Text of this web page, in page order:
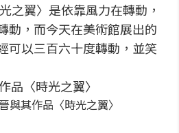
之翼〉是依靠風力在轉動，
動，而今天在美術館展出的
可以三百六十度轉動，並笑
與其作品〈時光之翼〉